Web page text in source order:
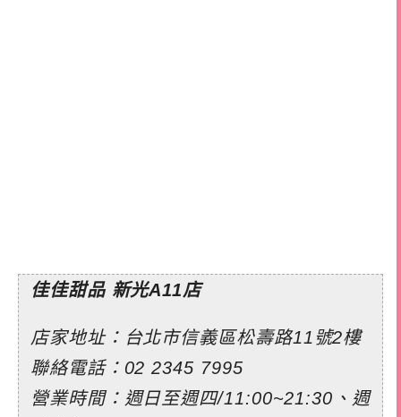
佳佳甜品 新光A11店
店家地址：台北市信義區松壽路11號2樓
聯絡電話： 02 2345 7995
營業時間：週日至週四/11:00~21:30、週